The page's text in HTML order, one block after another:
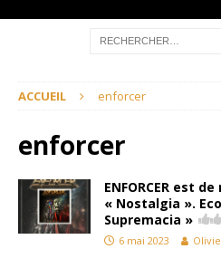
ACCUEIL enforcer
enforcer
ENFORCER est
« Nostalgia ».
Supremacia »
6 mai 2023